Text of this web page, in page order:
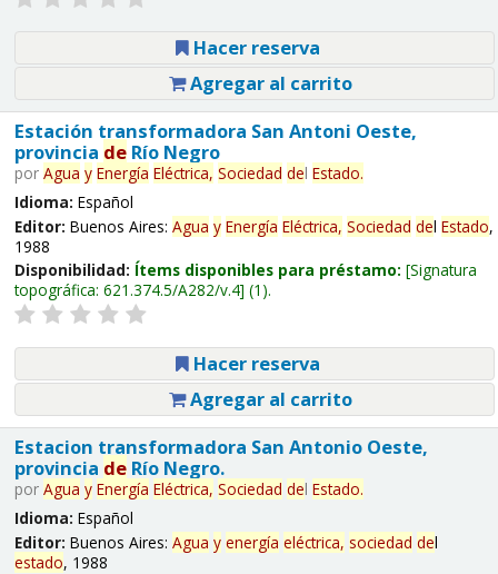
Hacer reserva
Agregar al carrito
Estación transformadora San Antoni Oeste,
provincia deRío Negro
por Agua y Energía Eléctrica, Sociedad del Estado.
Idioma: Español
Editor: Buenos Aires: Agua y Energía Eléctrica, Sociedad del Estado,
1988
Disponibilidad: Ítems disponibles para préstamo: Signatura
topográfica: 621.374.5/A282/v.4 (1).
Hacer reserva
Agregar al carrito
Estacion transformadora San Antonio Oeste,
provincia deRío Negro.
por Agua y Energía Eléctrica, Sociedad del Estado.
Idioma: Español
Editor: Buenos Aires: Agua y energía eléctrica, sociedad del
estado, 1988